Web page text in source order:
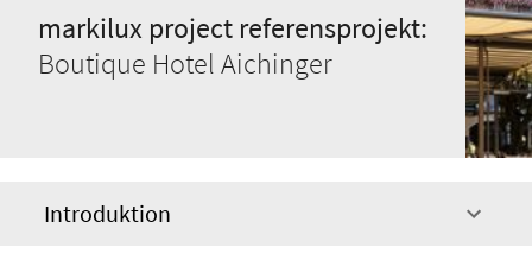
markilux project referensprojekt:
Boutique Hotel Aichinger
Introduktion